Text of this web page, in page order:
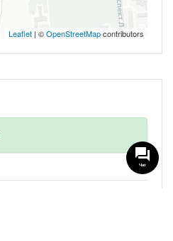
Leaflet | ©OpenStreetMapcontributors
Чат